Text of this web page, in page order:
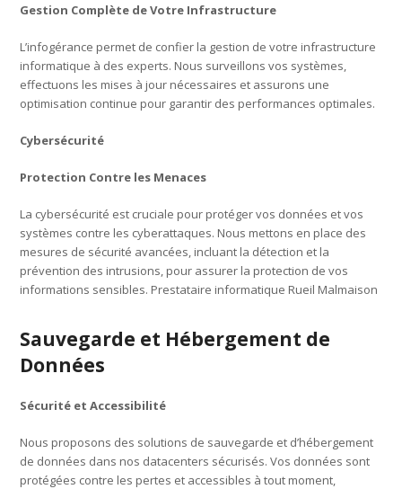
Gestion Complète de Votre Infrastructure
L’infogérance permet de confier la gestion de votre infrastructure
informatique à des experts. Nous surveillons vos systèmes,
effectuons les mises à jour nécessaires et assurons une
optimisation continue pour garantir des performances optimales.
Cybersécurité
Protection Contre les Menaces
La cybersécurité est cruciale pour protéger vos données et vos
systèmes contre les cyberattaques. Nous mettons en place des
mesures de sécurité avancées, incluant la détection et la
prévention des intrusions, pour assurer la protection de vos
informations sensibles. Prestataire informatique Rueil Malmaison
Sauvegarde et Hébergement de
Données
Sécurité et Accessibilité
Nous proposons des solutions de sauvegarde et d’hébergement
de données dans nos datacenters sécurisés. Vos données sont
protégées contre les pertes et accessibles à tout moment,